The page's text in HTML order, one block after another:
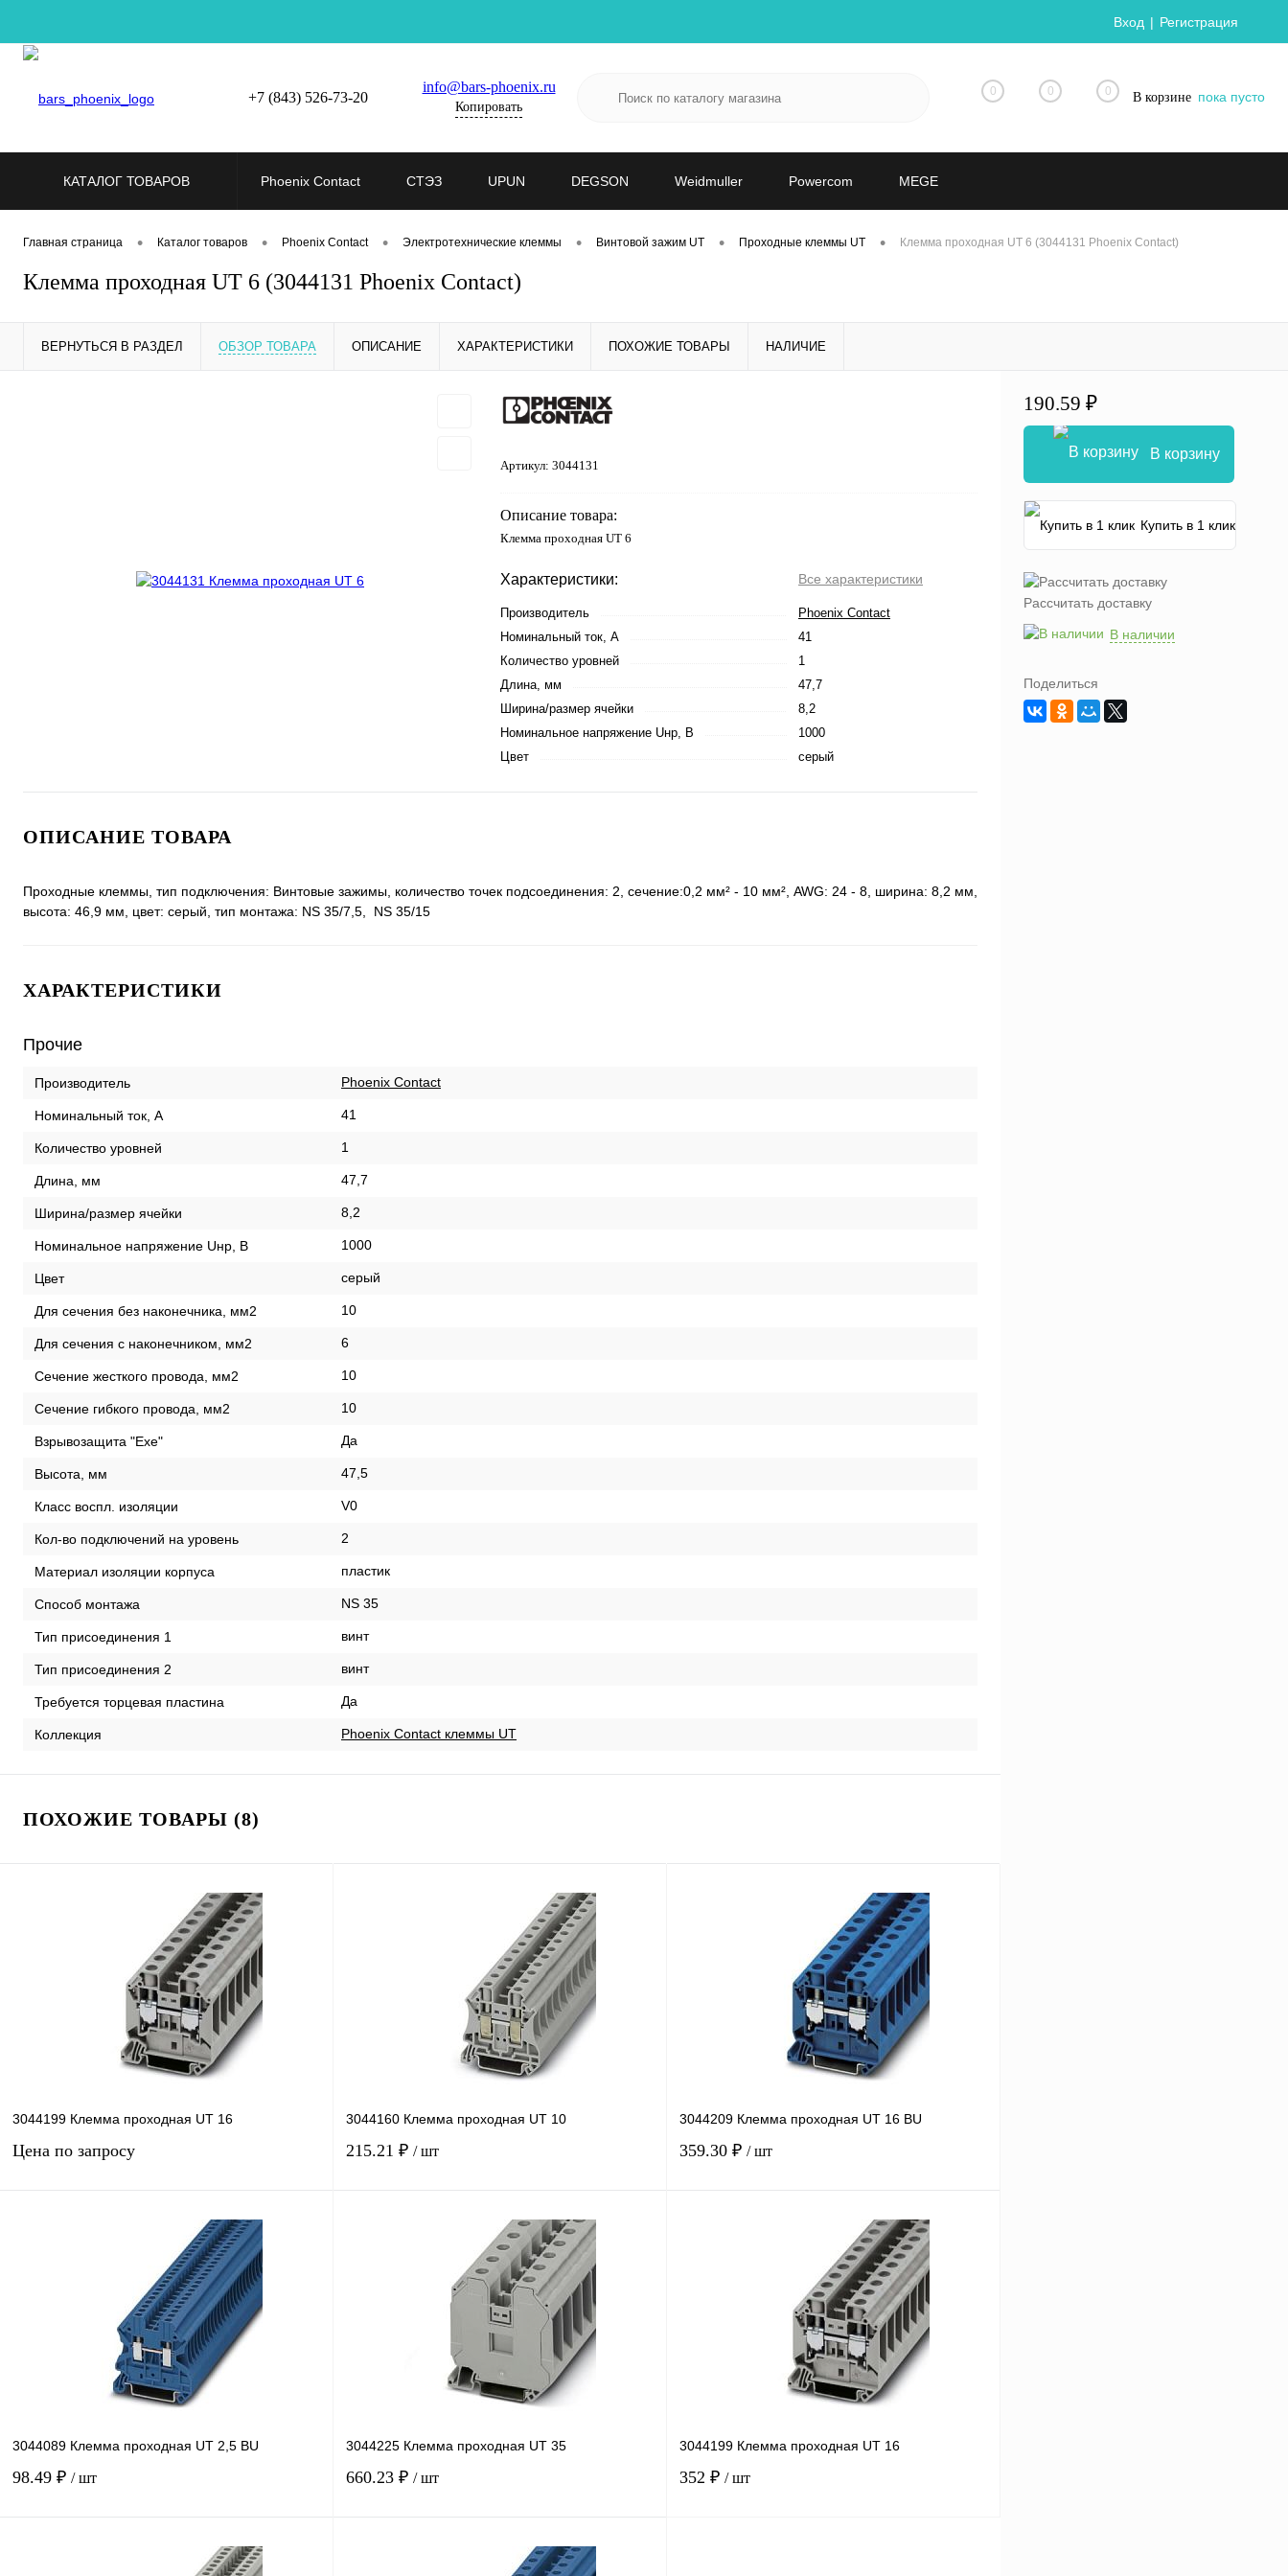
Вход Регистрация
+7 (843) 526-73-20
info@bars-phoenix.ru
Копировать
0 0 0 В корзине пока пусто
КАТАЛОГ ТОВАРОВ Phoenix Contact СТЭЗ UPUN DEGSON Weidmuller Powercom MEGE
Главная страница • Каталог товаров • Phoenix Contact • Электротехнические клеммы • Винтовой зажим UT • Проходные клеммы UT • Клемма проходная UT 6 (3044131 Phoenix Contact)
Клемма проходная UT 6 (3044131 Phoenix Contact)
ВЕРНУТЬСЯ В РАЗДЕЛ ОБЗОР ТОВАРА ОПИСАНИЕ ХАРАКТЕРИСТИКИ ПОХОЖИЕ ТОВАРЫ НАЛИЧИЕ
Артикул: 3044131
Описание товара:
Клемма проходная UT 6
Характеристики: Все характеристики
Производитель
Phoenix Contact
Номинальный ток, А
41
Количество уровней
1
Длина, мм
47,7
Ширина/размер ячейки
8,2
Номинальное напряжение Uнр, В
1000
Цвет
серый
ОПИСАНИЕ ТОВАРА
Проходные клеммы, тип подключения: Винтовые зажимы, количество точек подсоединения: 2, cечение:0,2 мм² - 10 мм², AWG: 24 - 8, ширина: 8,2 мм,
высота: 46,9 мм, цвет: cерый, тип монтажа: NS 35/7,5, NS 35/15
ХАРАКТЕРИСТИКИ
Прочие
Производитель Phoenix Contact
Номинальный ток, А 41
Количество уровней 1
Длина, мм 47,7
Ширина/размер ячейки 8,2
Номинальное напряжение Uнр, В 1000
Цвет серый
Для сечения без наконечника, мм2 10
Для сечения с наконечником, мм2 6
Сечение жесткого провода, мм2 10
Сечение гибкого провода, мм2 10
Взрывозащита "Exe" Да
Высота, мм 47,5
Класс воспл. изоляции V0
Кол-во подключений на уровень 2
Материал изоляции корпуса пластик
Способ монтажа NS 35
Тип присоединения 1 винт
Тип присоединения 2 винт
Требуется торцевая пластина Да
Коллекция Phoenix Contact клеммы UT
ПОХОЖИЕ ТОВАРЫ (8)
3044199 Клемма проходная UT 16
Цена по запросу
Запросить цену
Сравнение
Под заказ
3044160 Клемма проходная UT 10
215.21 ₽ / шт
В корзину
Сравнение
наличии
3044209 Клемма проходная UT 16 BU
359.30 ₽ / шт
В корзину
Сравнение
наличии
3044089 Клемма проходная UT 2,5 BU
98.49 ₽ / шт
В корзину
3044225 Клемма проходная UT 35
660.23 ₽ / шт
В корзину
3044199 Клемма проходная UT 16
352 ₽ / шт
190.59 ₽
В корзину
Купить в 1 клик
Рассчитать доставку
В наличии
Поделиться